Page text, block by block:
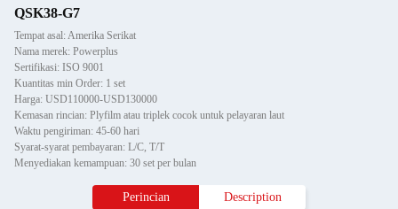
QSK38-G7
Tempat asal: Amerika Serikat
Nama merek: Powerplus
Sertifikasi: ISO 9001
Kuantitas min Order: 1 set
Harga: USD110000-USD130000
Kemasan rincian: Plyfilm atau triplek cocok untuk pelayaran laut
Waktu pengiriman: 45-60 hari
Syarat-syarat pembayaran: L/C, T/T
Menyediakan kemampuan: 30 set per bulan
Perincian Description